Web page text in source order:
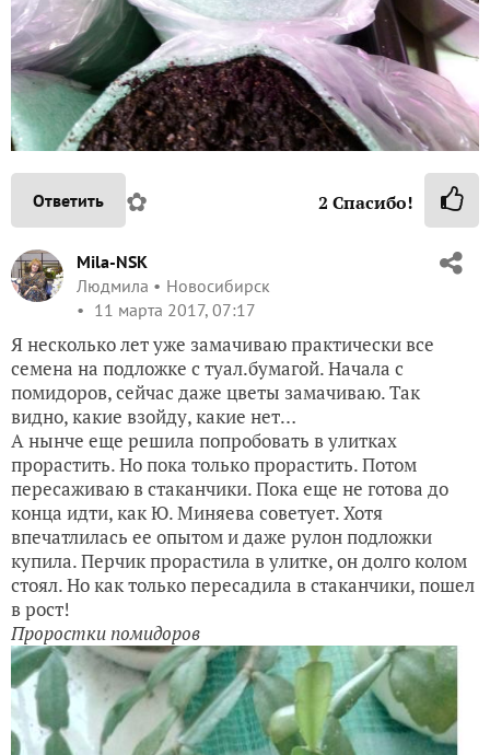
Ответить ✿ 2 Спасибо!
Mila-NSK
Людмила
Новосибирск
11 марта 2017, 07:17
Я несколько лет уже замачиваю практически все
семена на подложке с туал.бумагой. Начала с
помидоров, сейчас даже цветы замачиваю. Так
видно, какие взойду, какие нет…
А нынче еще решила попробовать в улитках
прорастить. Но пока только прорастить. Потом
пересаживаю в стаканчики. Пока еще не готова до
конца идти, как Ю. Миняева советует. Хотя
впечатлилась ее опытом и даже рулон подложки
купила. Перчик прорастила в улитке, он долго колом
стоял. Но как только пересадила в стаканчики, пошел
в рост!
Проростки помидоров